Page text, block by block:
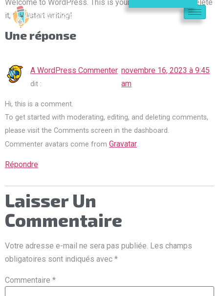
Welcome to WordPress. This is your first post. Edit or delete
it, then start writing!
Une réponse
A WordPress Commenter
dit :
novembre 16, 2023 à 9:45
am
Hi, this is a comment.
To get started with moderating, editing, and deleting comments,
please visit the Comments screen in the dashboard.
Commenter avatars come from Gravatar.
Répondre
Laisser Un
Commentaire
Votre adresse e-mail ne sera pas publiée. Les champs
obligatoires sont indiqués avec *
Commentaire *